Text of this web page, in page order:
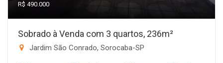
R$ 490.000
Sobrado à Venda com 3 quartos, 236m²
Jardim São Conrado, Sorocaba-SP